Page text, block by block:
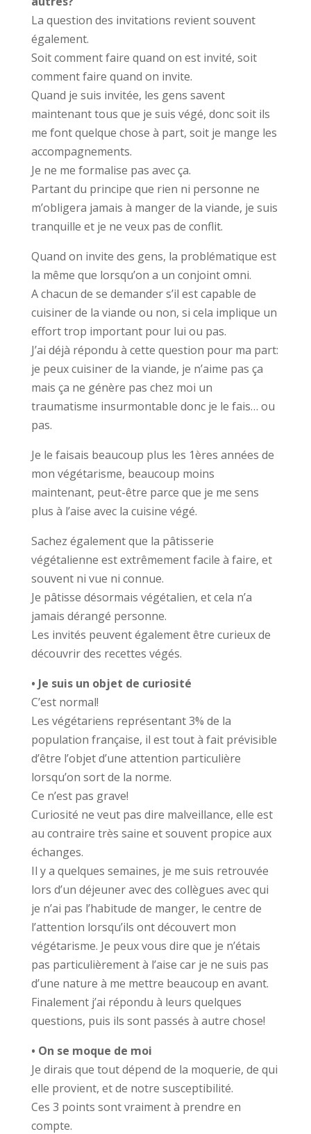
La question des invitations revient souvent
également.
Soit comment faire quand on est invité, soit
comment faire quand on invite.
Quand je suis invitée, les gens savent
maintenant tous que je suis végé, donc soit ils
me font quelque chose à part, soit je mange les
accompagnements.
Je ne me formalise pas avec ça.
Partant du principe que rien ni personne ne
m’obligera jamais à manger de la viande, je suis
tranquille et je ne veux pas de conflit.
Quand on invite des gens, la problématique est
la même que lorsqu’on a un conjoint omni.
A chacun de se demander s’il est capable de
cuisiner de la viande ou non, si cela implique un
effort trop important pour lui ou pas.
J’ai déjà répondu à cette question pour ma part:
je peux cuisiner de la viande, je n’aime pas ça
mais ça ne génère pas chez moi un
traumatisme insurmontable donc je le fais… ou
pas.
Je le faisais beaucoup plus les 1ères années de
mon végétarisme, beaucoup moins
maintenant, peut-être parce que je me sens
plus à l’aise avec la cuisine végé.
Sachez également que la pâtisserie
végétalienne est extrêmement facile à faire, et
souvent ni vue ni connue.
Je pâtisse désormais végétalien, et cela n’a
jamais dérangé personne.
Les invités peuvent également être curieux de
découvrir des recettes végés.
• Je suis un objet de curiosité
C’est normal!
Les végétariens représentant 3% de la
population française, il est tout à fait prévisible
d’être l’objet d’une attention particulière
lorsqu’on sort de la norme.
Ce n’est pas grave!
Curiosité ne veut pas dire malveillance, elle est
au contraire très saine et souvent propice aux
échanges.
Il y a quelques semaines, je me suis retrouvée
lors d’un déjeuner avec des collègues avec qui
je n’ai pas l’habitude de manger, le centre de
l’attention lorsqu’ils ont découvert mon
végétarisme. Je peux vous dire que je n’étais
pas particulièrement à l’aise car je ne suis pas
d’une nature à me mettre beaucoup en avant.
Finalement j’ai répondu à leurs quelques
questions, puis ils sont passés à autre chose!
• On se moque de moi
Je dirais que tout dépend de la moquerie, de qui
elle provient, et de notre susceptibilité.
Ces 3 points sont vraiment à prendre en
compte.